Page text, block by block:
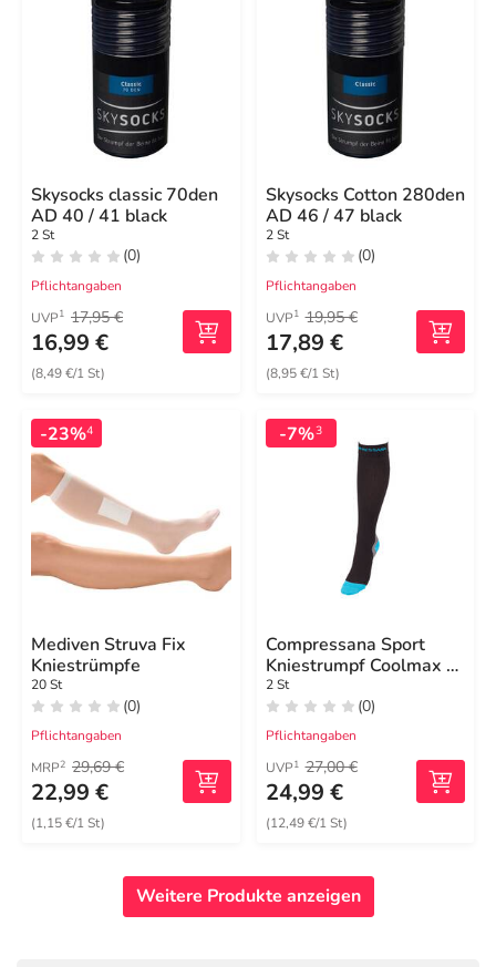
Skysocks classic 70den
AD 40 / 41 black
2 St
(0)
Pflichtangaben
UVP1 17,95 €
16,99 €
(8,49 €/1 St)
Skysocks Cotton 280den
AD 46 / 47 black
2 St
(0)
Pflichtangaben
UVP1 19,95 €
17,89 €
(8,95 €/1 St)
-23%4
Mediven Struva Fix
Kniestrümpfe
20 St
(0)
Pflichtangaben
MRP2 29,69 €
22,99 €
(1,15 €/1 St)
-7%3
Compressana Sport
Kniestrumpf Coolmax 4
schwarz
2 St
(0)
Pflichtangaben
UVP1 27,00 €
24,99 €
(12,49 €/1 St)
Weitere Produkte anzeigen